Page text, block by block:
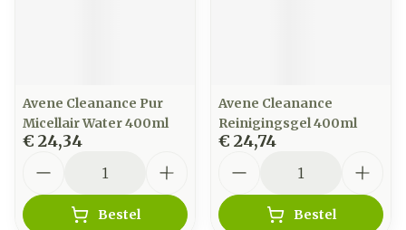
Avene Cleanance Pur
Micellair Water 400ml
€ 24,34
Bestel
Avene Cleanance
Reinigingsgel 400ml
€ 24,74
Bestel